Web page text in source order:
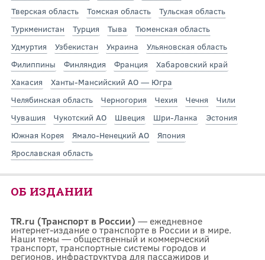
Тверская область
Томская область
Тульская область
Туркменистан
Турция Тыва
Тюменская область
Удмуртия
Узбекистан Украина
Ульяновская область
Филиппины
Финляндия Франция
Хабаровский край
Хакасия
Ханты-Мансийский АО — Югра
Челябинская область
Черногория Чехия Чечня
Чили
Чувашия
Чукотский АО Швеция Шри-Ланка
Эстония
Южная Корея
Ямало-Ненецкий АО
Япония
Ярославская область
ОБ ИЗДАНИИ
TR.ru (Транспорт в России) — ежедневное
интернет-издание о транспорте в России и в мире.
Наши темы — общественный и коммерческий
транспорт, транспортные системы городов и
регионов, инфраструктура для пассажиров и